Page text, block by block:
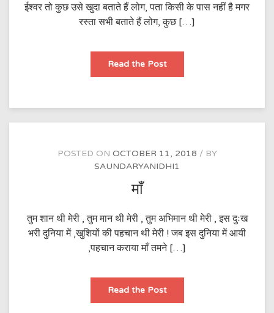
ईश्वर तो कुछ उसे खुदा बताते हैं लोग, पता किसी के पास नहीं है मगर
रस्ता सभी बताते हैं लोग, कुछ […]
Read the Postमाँ
POSTED ON OCTOBER 11, 2018
BY
SAUNDARYANIDHI1
माँ
तुम शान थी मेरी , तुम मान थी मेरी , तुम अभिमान थी मेरी , इस दुःख
भरी दुनिया में ,खुशियों की पहचान थी मेरी ! जब इस दुनिया में आयी
,पहचान कराया माँ तमने […]
Read the Postमाँ